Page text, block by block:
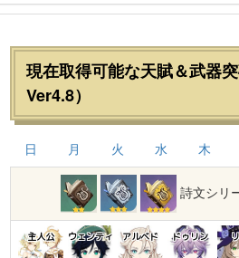
現在取得可能な天賦＆武器
Ver4.8）
日 月 火 水 木
詩文シリ
主人公 ウェンティ アルベド ドゥリン